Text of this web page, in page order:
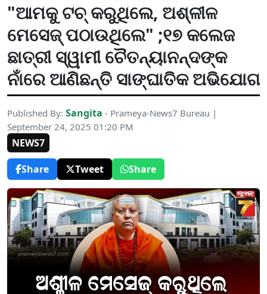
"ଆମକୁ ଟଚ୍ କରୁଥିଲେ, ଅଶ୍ଳୀଳ
ମେସେଜ୍ ପଠାଉଥିଲେ" ;୧୭ କଲେଜ
ଛାତ୍ରୀ ସ୍ୱାମୀ ଚୈତନ୍ୟାନନ୍ଦଙ୍କ
ନାଁରେ ଆଣିଛନ୍ତି ସାଙ୍ଘାତିକ ଅଭିଯୋଗ
Published By: Sangita - Prameya-News7 Bureau |
September 24, 2025 01:20 PM
NEWS7
Share
Tweet Share